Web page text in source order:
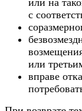
с
или
вправе